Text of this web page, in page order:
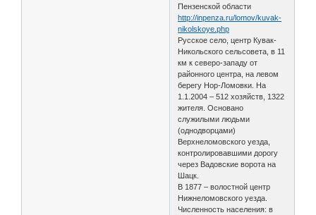
Пензенской области
http://inpenza.ru/lomov/kuvak-
nikolskoye.php
Русское село, центр Кувак-
Никольского сельсовета, в 11
км к северо-западу от
районного центра, на левом
берегу Нор-Ломовки. На
1.1.2004 – 512 хозяйств, 1322
жителя. Основано
служилыми людьми
(однодворцами)
Верхнеломовского уезда,
контролировавшими дорогу
через Вадовские ворота на
Шацк.
В 1877 – волостной центр
Нижнеломовского уезда.
Численность населения: в